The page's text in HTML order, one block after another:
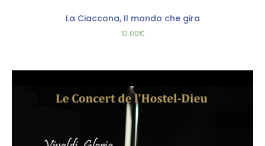
La Ciaccona, Il mondo che gira
10.00€